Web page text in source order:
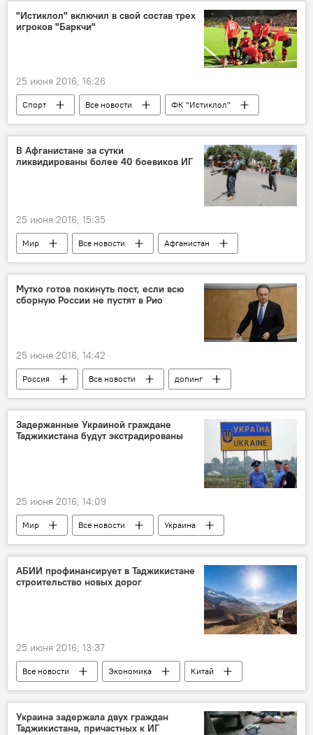
"Истиклол" включил в свой состав трех
игроков "Баркчи"
25 июня 2016, 16:26
Спорт Все новости
ФК "Истиклол"
футбол
Таджикистан
В Афганистане за сутки
ликвидированы более 40 боевиков ИГ
25 июня 2016, 15:35
Мир Все новости
Афганистан
ИГИЛ
Мутко готов покинуть пост, если всю
сборную России не пустят в Рио
25 июня 2016, 14:42
Россия Все новости
допинг
Олимпиада - 2024
Задержанные Украиной граждане
Таджикистана будут экстрадированы
25 июня 2016, 14:09
Мир Все новости
Украина
Таджикистан
ИГИЛ
Происшествия, ЧП, криминал
АБИИ профинансирует в Таджикистане
строительство новых дорог
25 июня 2016, 13:37
Все новости Экономика
Китай
Таджикистан
финансы
Украина задержала двух граждан
Таджикистана, причастных к ИГ